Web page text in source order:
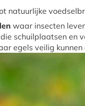
natuurlijke
waar insecten
die schuilplaatsen en
egels veilig kunnen